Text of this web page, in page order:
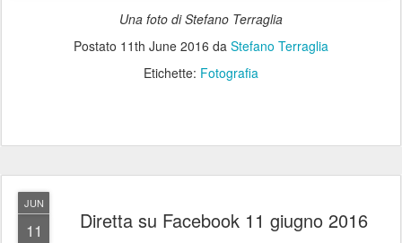
Una foto di Stefano Terraglia
Postato 11th June 2016 da Stefano Terraglia
Etichette: Fotografia
JUN
11 Diretta su Facebook 11 giugno 2016